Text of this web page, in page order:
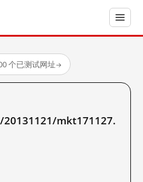
个已测试网址→
mkt171127.